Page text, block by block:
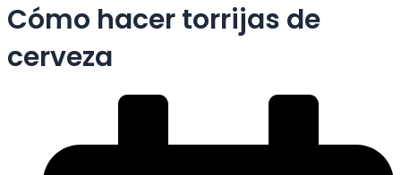
Cómo hacer torrijas de
cerveza